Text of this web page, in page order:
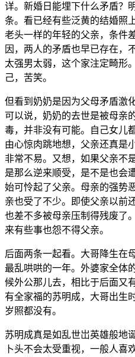
详。新婚日能埋下什么矛盾？
条。看已经有些泛黄的结婚照
老头一样的年轻的父亲，条件
因，两人的矛盾也早已存在，
太强男太弱，这个家注定畸形
己，苦笑。
但看到奶奶是因为父母矛盾激
可以说，奶奶的去世是被母亲
毒，并非没有可能。自己女儿
由心惊肉跳地想，父亲还真是
非常不易。又想，如果父亲不
是那么逆来顺受，是不是也会
始可怜起了父亲。母亲的强势
亲也受了不少。即使父亲以前
也差不多被母亲压制得残废了
来有些事也怨不得父亲。
后面两条一起看。大哥降生在
最乱哄哄的一年。外婆家全体
候外公那儿去，相比于后面又
有全家福的苏明成，大哥出生
岁照都没有。
苏明成真是如乱世岀英雄般地
卜头不会太受重视，一般人喜